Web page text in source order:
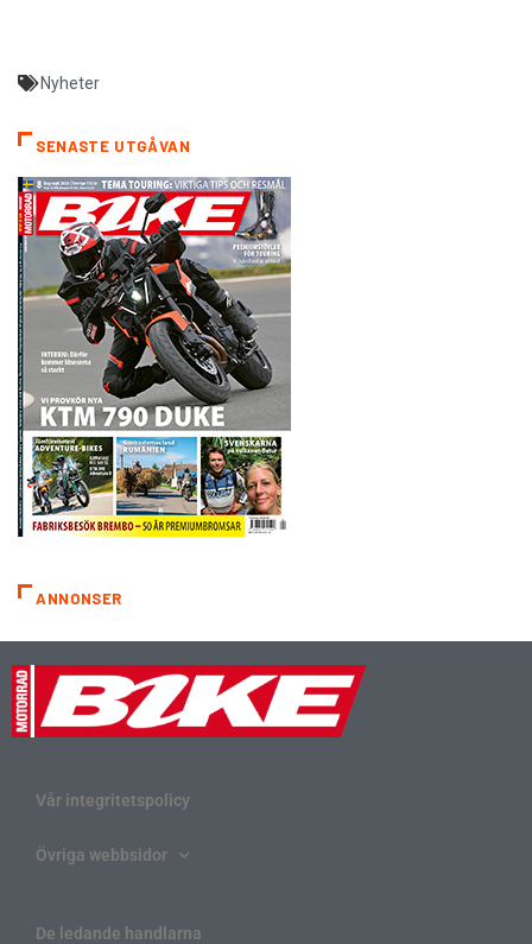
Nyheter
SENASTE UTGÅVAN
ANNONSER
Vår integritetspolicy
Övriga webbsidor
De ledande handlarna